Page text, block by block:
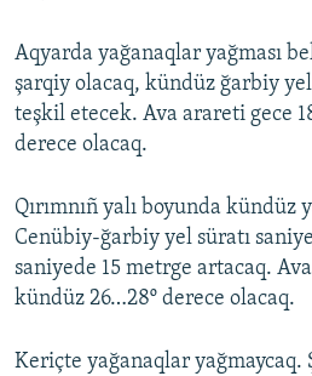
Aqyarda yağanaqlar yağması
şarqiy olacaq, kündüz ğarbiy
teşkil etecek. Ava arareti gece
derece olacaq.
Qırımnıñ yalı boyunda kündüz
Cenübiy-ğarbiy yel süratı
saniyede 15 metrge artacaq.
kündüz 26…28º derece olacaq.
Keriçte yağanaqlar